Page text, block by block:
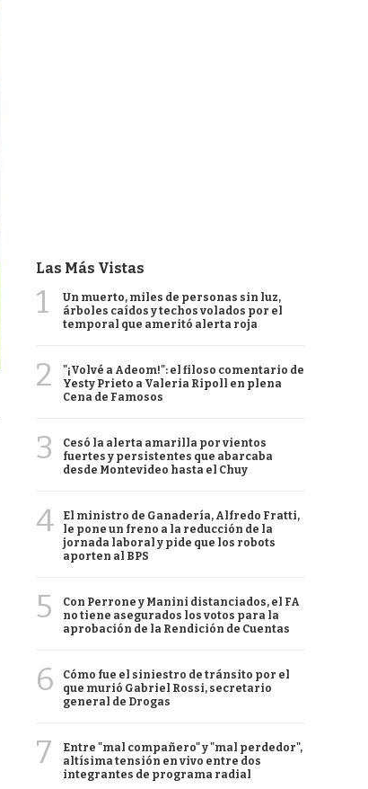
Las Más Vistas
1
Un muerto, miles de personas sin luz,
árboles caídos y techos volados por el
temporal que ameritó alerta roja
2
"¡Volvé a Adeom!": el filoso comentario de
Yesty Prieto a Valeria Ripoll en plena
Cena de Famosos
3
Cesó la alerta amarilla por vientos
fuertes y persistentes que abarcaba
desde Montevideo hasta el Chuy
4
El ministro de Ganadería, Alfredo Fratti,
le pone un freno a la reducción de la
jornada laboral y pide que los robots
aporten al BPS
5
Con Perrone y Manini distanciados, el FA
no tiene asegurados los votos para la
aprobación de la Rendición de Cuentas
6
Cómo fue el siniestro de tránsito por el
que murió Gabriel Rossi, secretario
general de Drogas
7
Entre "mal compañero" y "mal perdedor",
altísima tensión en vivo entre dos
integrantes de programa radial